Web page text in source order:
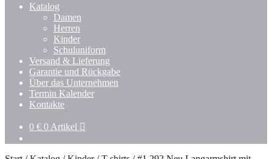
Katalog
Damen
Herren
Kinder
Schuluniform
Versand & Lieferung
Garantie und Rückgabe
Über das Unternehmen
Termin Kalender
Kontakte
0 € 0 Artikel